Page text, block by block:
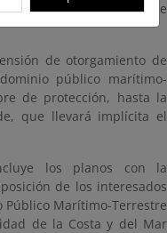
las alegaciones que
de otorgamiento de
público marítimo-
de protección, hasta la
que llevará implícita el
los planos con la
de los interesados
Público Marítimo-Terrestre
de la Costa y del Mar